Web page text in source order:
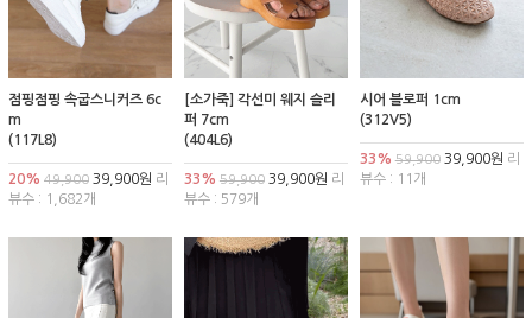
점핑점핑 속굽스니커즈 6c
m
(117L8)
20% 49,900 39,900원 리
뷰수 : 1,682개
[소가죽] 각선미 웨지 슬리
퍼 7cm
(404L6)
33% 59,90039,900원 리
뷰수 : 579개
시어 블로퍼 1cm
(312V5)
33% 59,90039,900원 리
뷰수 : 11개